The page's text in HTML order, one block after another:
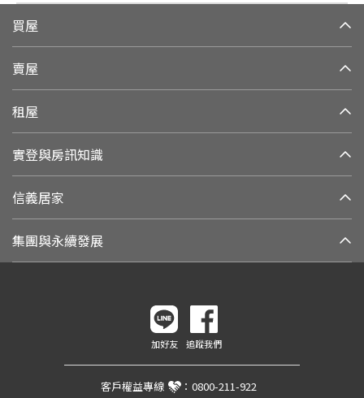
買屋
賣屋
租屋
實登與房訊知識
信義居家
集團與永續發展
加好友 追蹤我們
客戶權益專線 ： 0800-211-922